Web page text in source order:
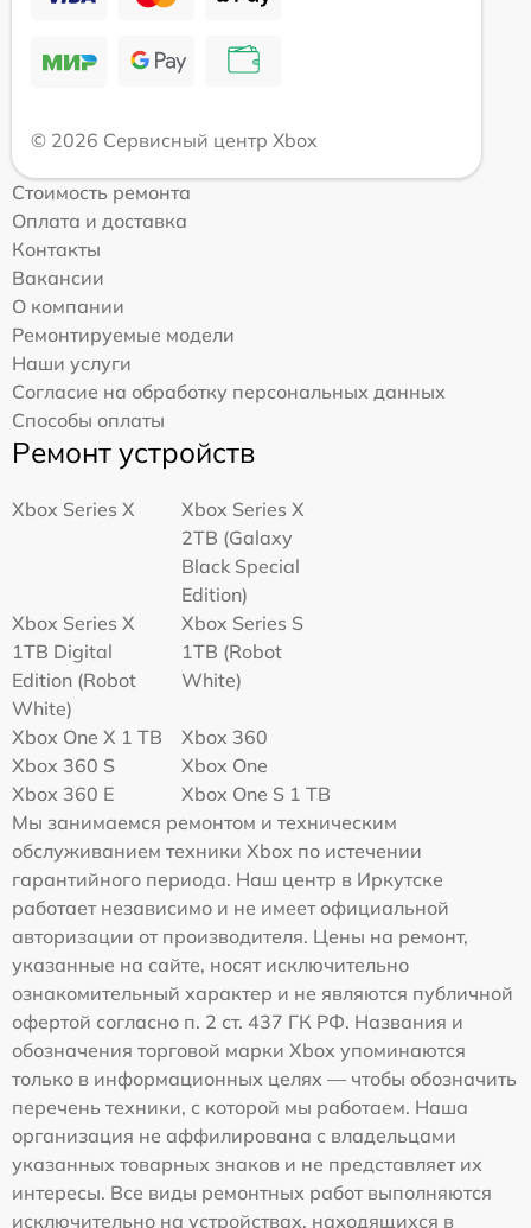
© 2026 Сервисный центр Xbox
Стоимость ремонта
Оплата и доставка
Контакты
Вакансии
О компании
Ремонтируемые модели
Наши услуги
Согласие на обработку персональных данных
Способы оплаты
Ремонт устройств
Xbox Series X
Xbox Series X
2TB (Galaxy
Black Special
Edition)
Xbox Series X
1TB Digital
Edition (Robot
White)
Xbox Series S
1TB (Robot
White)
Xbox One X 1 TB
Xbox 360
Xbox 360 S
Xbox One
Xbox 360 E
Xbox One S 1 TB
Мы занимаемся ремонтом и техническим
обслуживанием техники Xbox по истечении
гарантийного периода. Наш центр в Иркутске
работает независимо и не имеет официальной
авторизации от производителя. Цены на ремонт,
указанные на сайте, носят исключительно
ознакомительный характер и не являются публичной
офертой согласно п. 2 ст. 437 ГК РФ. Названия и
обозначения торговой марки Xbox упоминаются
только в информационных целях — чтобы обозначить
перечень техники, с которой мы работаем. Наша
организация не аффилирована с владельцами
указанных товарных знаков и не представляет их
интересы. Все виды ремонтных работ выполняются
исключительно на устройствах, находящихся в